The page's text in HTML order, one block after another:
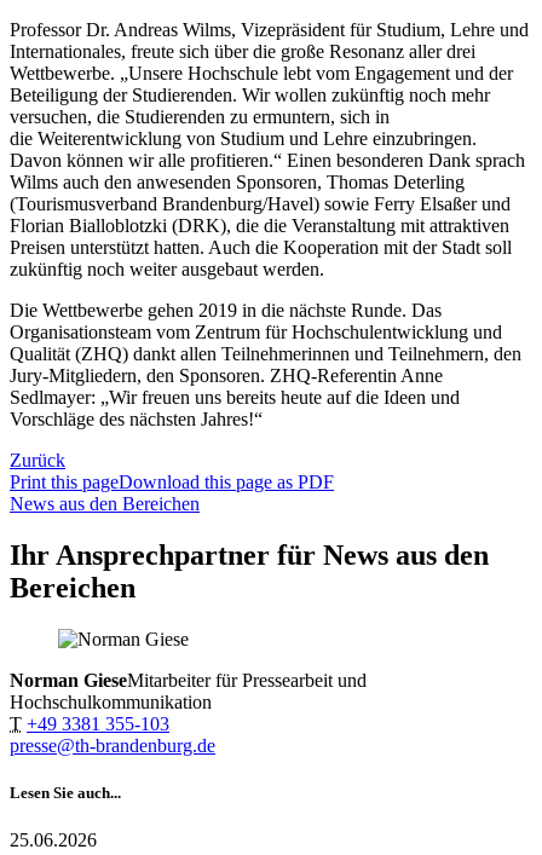
Professor Dr. Andreas Wilms, Vizepräsident für Studium, Lehre und
Internationales, freute sich über die große Resonanz aller drei
Wettbewerbe. „Unsere Hochschule lebt vom Engagement und der
Beteiligung der Studierenden. Wir wollen zukünftig noch mehr
versuchen, die Studierenden zu ermuntern, sich in
die Weiterentwicklung von Studium und Lehre einzubringen.
Davon können wir alle profitieren.“ Einen besonderen Dank sprach
Wilms auch den anwesenden Sponsoren, Thomas Deterling
(Tourismusverband Brandenburg/Havel) sowie Ferry Elsaßer und
Florian Bialloblotzki (DRK), die die Veranstaltung mit attraktiven
Preisen unterstützt hatten. Auch die Kooperation mit der Stadt soll
zukünftig noch weiter ausgebaut werden.
Die Wettbewerbe gehen 2019 in die nächste Runde. Das
Organisationsteam vom Zentrum für Hochschulentwicklung und
Qualität (ZHQ) dankt allen Teilnehmerinnen und Teilnehmern, den
Jury-Mitgliedern, den Sponsoren. ZHQ-Referentin Anne
Sedlmayer: „Wir freuen uns bereits heute auf die Ideen und
Vorschläge des nächsten Jahres!“
Zurück
Print this pageDownload this page as PDF
News aus den Bereichen
Ihr Ansprechpartner für News aus den
Bereichen
Norman GieseMitarbeiter für Pressearbeit und
Hochschulkommunikation
T +49 3381 355-103
presse@th-brandenburg.de
Lesen Sie auch...
25.06.2026